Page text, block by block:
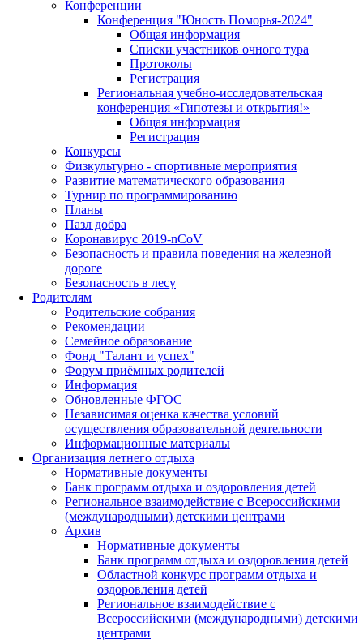
Конференции
Конференция "Юность Поморья-2024"
Общая информация
Списки участников очного тура
Протоколы
Регистрация
Региональная учебно-исследовательская
конференция «Гипотезы и открытия!»
Общая информация
Регистрация
Конкурсы
Физкультурно - спортивные мероприятия
Развитие математического образования
Турнир по программированию
Планы
Пазл добра
Коронавирус 2019-nCoV
Безопасность и правила поведения на железной
дороге
Безопасность в лесу
Родителям
Родительские собрания
Рекомендации
Семейное образование
Фонд "Талант и успех"
Форум приёмных родителей
Информация
Обновленные ФГОС
Независимая оценка качества условий
осуществления образовательной деятельности
Информационные материалы
Организация летнего отдыха
Нормативные документы
Банк программ отдыха и оздоровления детей
Региональное взаимодействие с Всероссийскими
(международными) детскими центрами
Архив
Нормативные документы
Банк программ отдыха и оздоровления детей
Областной конкурс программ отдыха и
оздоровления детей
Региональное взаимодействие с
Всероссийскими (международными) детскими
центрами